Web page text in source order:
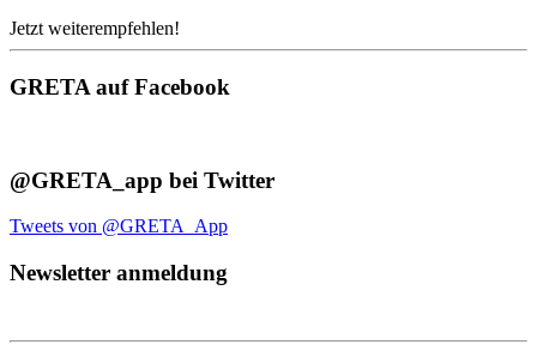
Jetzt weiterempfehlen!
GRETA auf Facebook
@GRETA_app bei Twitter
Tweets von @GRETA_App
Newsletter anmeldung